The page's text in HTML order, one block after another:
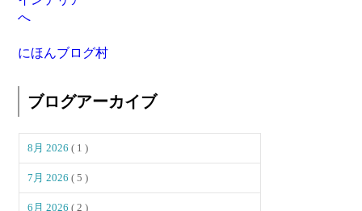
にほんブログ村
ブログアーカイブ
8月 2026( 1 )
7月 2026( 5 )
6月 2026( 2 )